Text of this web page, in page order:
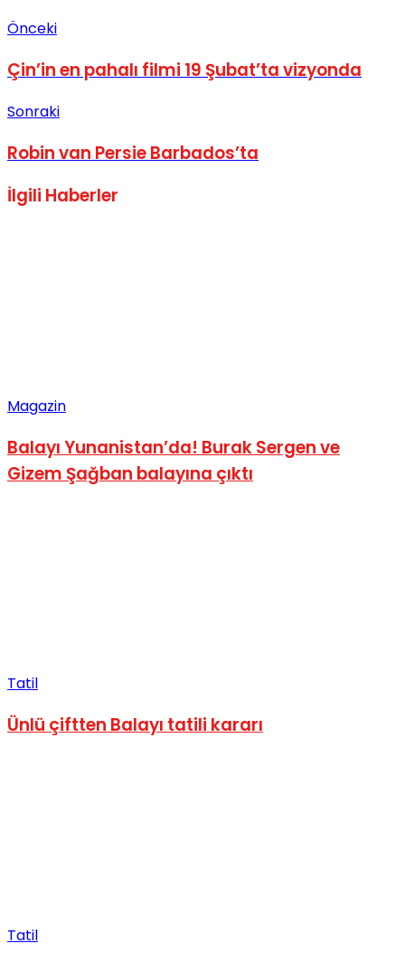
Önceki
Çin’in en pahalı filmi 19 Şubat’ta vizyonda
Sonraki
Robin van Persie Barbados’ta
İlgili Haberler
Magazin
Balayı Yunanistan’da! Burak Sergen ve
Gizem Şağban balayına çıktı
Tatil
Ünlü çiftten Balayı tatili kararı
Tatil